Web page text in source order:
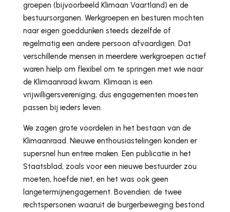
groepen (bijvoorbeeld Klimaan Vaartland) en de
bestuursorganen. Werkgroepen en besturen mochten
naar eigen goeddunken steeds dezelfde of
regelmatig een andere persoon afvaardigen. Dat
verschillende mensen in meerdere werkgroepen actief
waren hielp om flexibel om te springen met wie naar
de Klimaanraad kwam. Klimaan is een
vrijwilligersvereniging, dus engagementen moesten
passen bij ieders leven.
We zagen grote voordelen in het bestaan van de
Klimaanraad. Nieuwe enthousiastelingen konden er
supersnel hun entree maken. Een publicatie in het
Staatsblad, zoals voor een nieuwe bestuurder zou
moeten, hoefde niet, en het was ook geen
langetermijnengagement. Bovendien: de twee
rechtspersonen waaruit de burgerbeweging bestond